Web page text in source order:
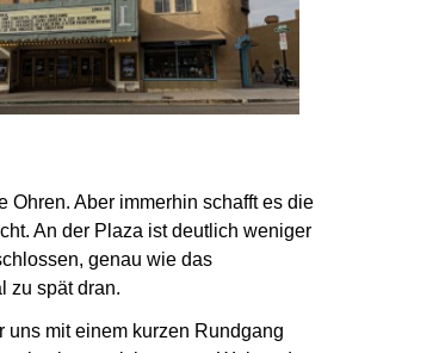
Ohren. Aber immerhin schafft es die
An der Plaza ist deutlich weniger
genau wie das
zu spät dran.
uns mit einem kurzen Rundgang